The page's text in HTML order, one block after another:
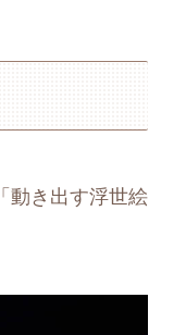
動き出す浮世絵